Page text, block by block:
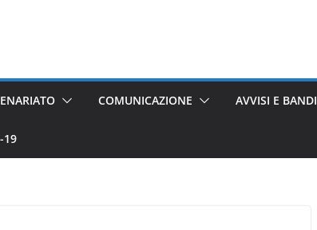
COMUNICAZIONE AVVISI E BANDI
19